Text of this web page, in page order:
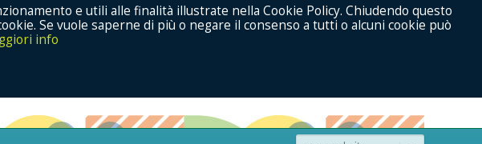
e utili alle finalità illustrate nella Cookie Policy. Chiudendo questo
Se vuole saperne di più o negare il consenso a tutti o alcuni cookie può
info